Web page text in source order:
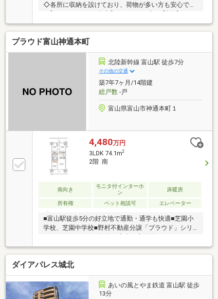
◇各所に収納を設けており、荷物が多い方も安心です
テムキッチン■ユニットバス■洗面化粧台■トイレ■建具
■配管更新[貼替]■クロス全室■床材[その他]■食洗機新規
取付■ハウスクリーニング
プラウド富山神通本町
北陸新幹線 富山駅 徒歩7分
その他の交通
築7年7ヶ月/14階建
総戸数-戸
富山県富山市神通本町１
4,480万円
3LDK 74.1m2
2階 南
南向き
モニタ付インターホ
ン
床暖房
所有権 ペット相談可 エレベーター
■富山駅徒歩5分の好立地で通勤・通学も快適■芝園小
学校、芝園中学校■野村不動産分譲「プラウド」シリ
ョン良好■南向き住戸で陽当たり・通風良好■リビング
を見渡せる対面キッチン採用■LDK横の洋室引き戸を開
放すると約21.3帖の大空間■床暖房・食洗機・浴室乾燥
機など設備充実■スーパーや商業施設が徒歩圏内で生
活利便性良好■ペット飼育可（規約による）
ダイアパレス城北
あいの風とやま鉄道 富山駅 徒歩
13分